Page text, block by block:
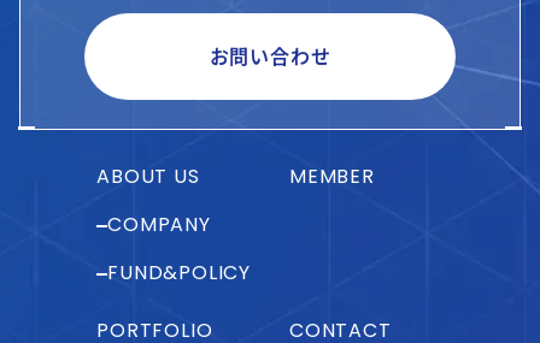
お問い合わせ
ABOUT US
COMPANY
FUND&POLICY
PORTFOLIO
MEMBER
CONTACT